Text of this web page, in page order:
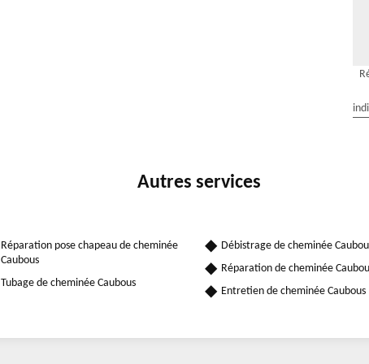
Autres services
Réparation pose chapeau de cheminée
Caubous
Tubage de cheminée Caubous
Débistrage de cheminée
Réparation de cheminée
Entretien de cheminée Caubous